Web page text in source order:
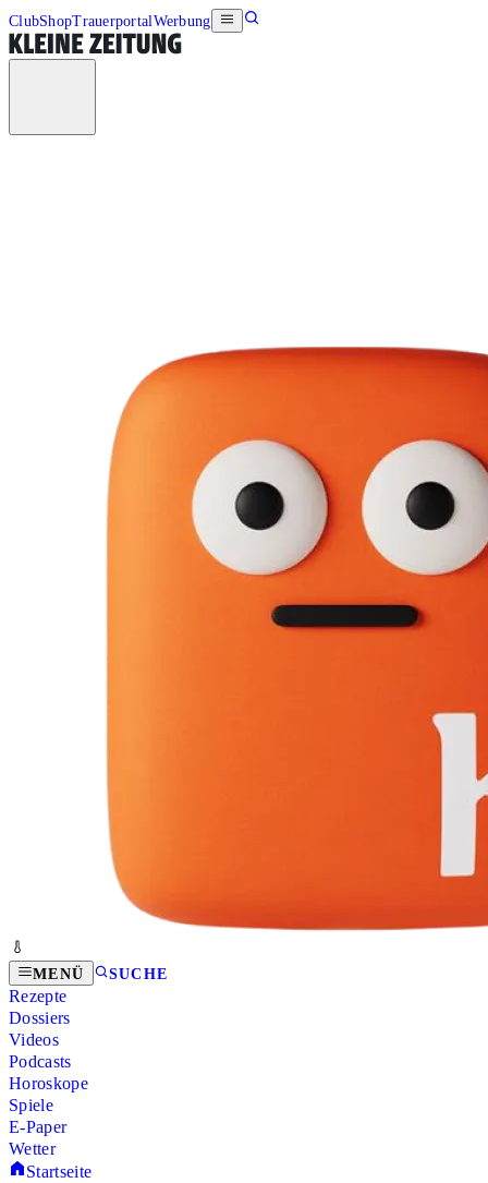
ClubShopTrauerportalWerbung
MENÜ SUCHE
Rezepte
Dossiers
Videos
Podcasts
Horoskope
Spiele
E-Paper
Wetter
Startseite